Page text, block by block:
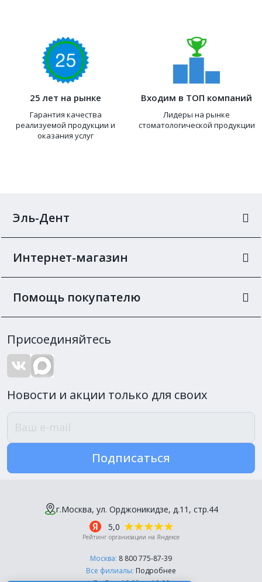
25 лет на рынке
Гарантия качества
реализуемой продукции и
оказания услуг
Входим в ТОП компаний
Лидеры на рынке
стоматологической продукции
Эль-Дент
Интернет-магазин
Помощь покупателю
Присоединяйтесь
Новости и акции только для своих
Подписаться
г.Москва, ул. Орджоникидзе, д.11, стр.44
5,0
Рейтинг организации на Яндексе
Москва: 8 800 775-87-39
Все филиалы: Подробнее